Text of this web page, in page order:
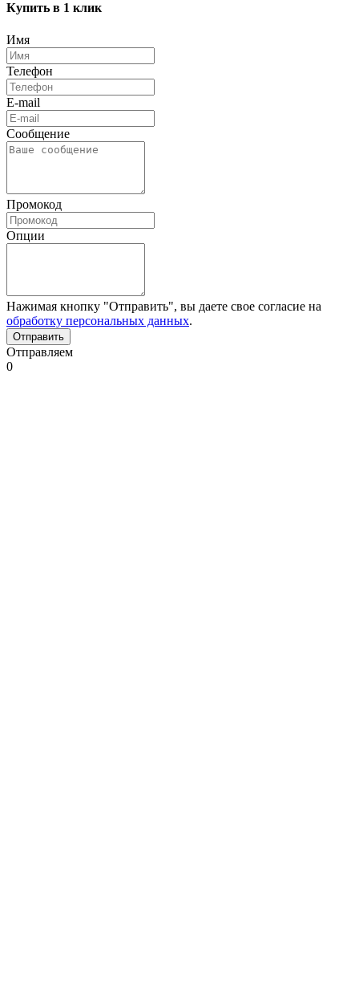
Купить в 1 клик
Имя
Телефон
E-mail
Сообщение
Промокод
Опции
Нажимая кнопку "Отправить", вы даете свое согласие на
обработку персональных данных.
Отправляем
0